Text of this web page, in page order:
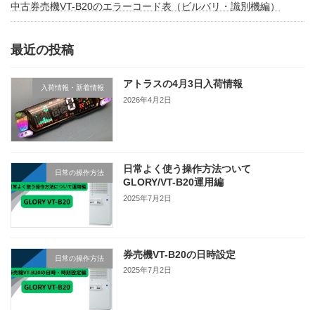
中古券売機VT-B20のエラーコード表（ビルバリ・識別機編）
最近の投稿
入荷情報・新着情報 アトラスの4月3日入荷情報
2026年4月2日
日常の操作方法
日常よく使う操作方法ついて
GLORY/VT-B20運用編
2025年7月2日
日常の操作方法 券売機VT-B20の日時設定
2025年7月2日